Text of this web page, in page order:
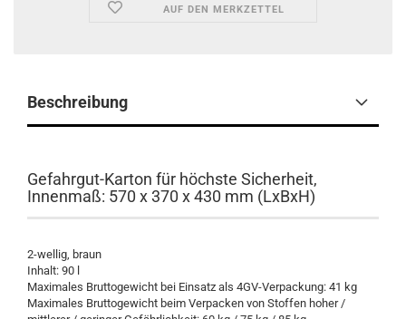
AUF DEN MERKZETTEL
Beschreibung
Gefahrgut-Karton für höchste Sicherheit,
Innenmaß: 570 x 370 x 430 mm (LxBxH)
2-wellig, braun
Inhalt: 90 l
Maximales Bruttogewicht bei Einsatz als 4GV-Verpackung: 41 kg
Maximales Bruttogewicht beim Verpacken von Stoffen hoher /